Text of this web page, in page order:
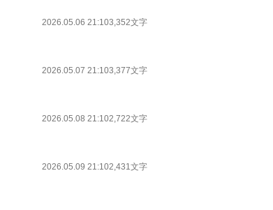
2026.05.06 21:103,352文字
2026.05.07 21:103,377文字
2026.05.08 21:102,722文字
2026.05.09 21:102,431文字